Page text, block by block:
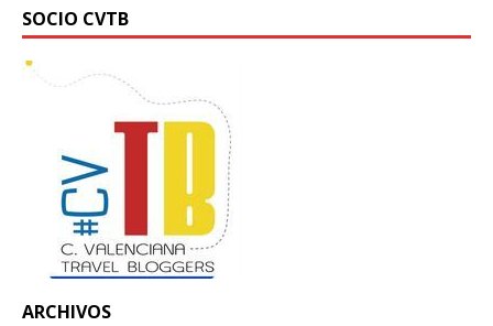
SOCIO CVTB
ARCHIVOS